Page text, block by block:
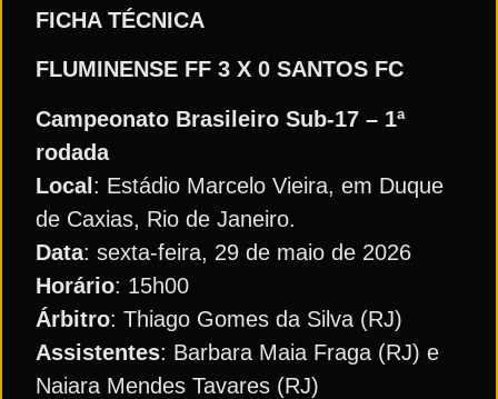
FICHA TÉCNICA
FLUMINENSE FF 3 X 0 SANTOS FC
Campeonato Brasileiro Sub-17 – 1ª
rodada
Local: Estádio Marcelo Vieira, em Duque
de Caxias, Rio de Janeiro.
Data: sexta-feira, 29 de maio de 2026
Horário: 15h00
Árbitro: Thiago Gomes da Silva (RJ)
Assistentes: Barbara Maia Fraga (RJ) e
Naiara Mendes Tavares (RJ)